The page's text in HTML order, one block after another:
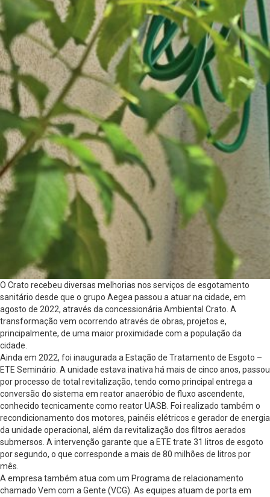
O Crato recebeu diversas melhorias nos serviços de esgotamento
sanitário desde que o grupo Aegea passou a atuar na cidade, em
agosto de 2022, através da concessionária Ambiental Crato. A
transformação vem ocorrendo através de obras, projetos e,
principalmente, de uma maior proximidade com a população da
cidade.
Ainda em 2022, foi inaugurada a Estação de Tratamento de Esgoto –
ETE Seminário. A unidade estava inativa há mais de cinco anos, passou
por processo de total revitalização, tendo como principal entrega a
conversão do sistema em reator anaeróbio de fluxo ascendente,
conhecido tecnicamente como reator UASB. Foi realizado também o
recondicionamento dos motores, painéis elétricos e gerador de energia
da unidade operacional, além da revitalização dos filtros aerados
submersos. A intervenção garante que a ETE trate 31 litros de esgoto
por segundo, o que corresponde a mais de 80 milhões de litros por
mês.
A empresa também atua com um Programa de relacionamento
chamado Vem com a Gente (VCG). As equipes atuam de porta em